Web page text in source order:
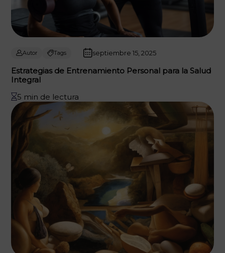
Autor Tags septiembre 15, 2025
Estrategias de Entrenamiento Personal para la Salud
Integral
5 min de lectura